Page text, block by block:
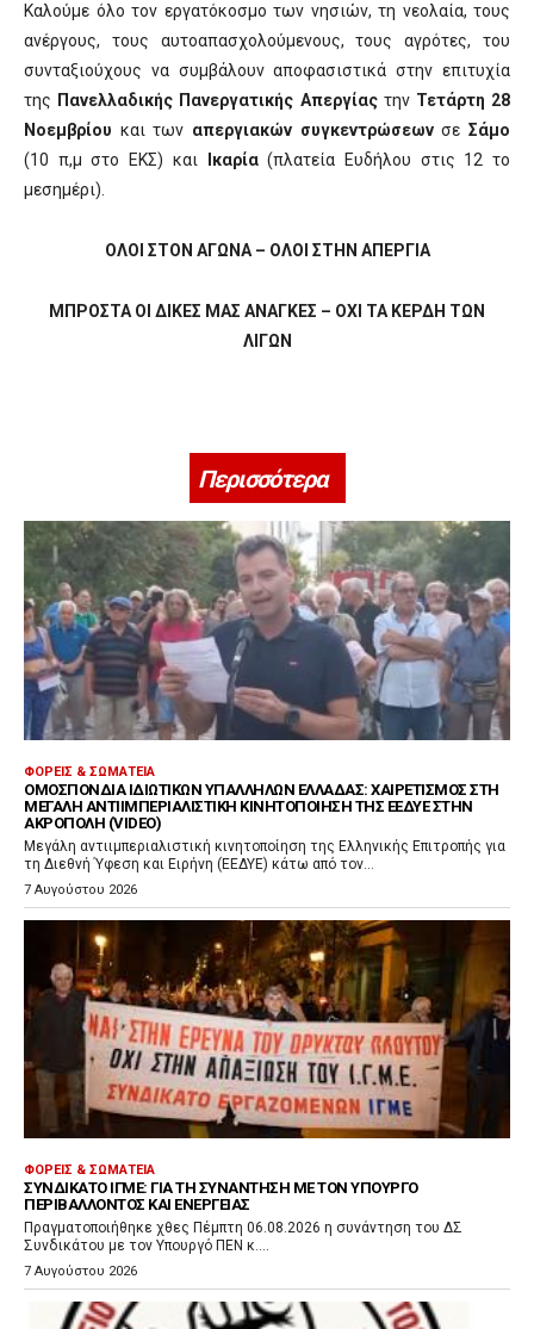
Καλούμε όλο τον εργατόκοσμο των νησιών, τη νεολαία, τους
ανέργους, τους αυτοαπασχολούμενους, τους αγρότες, του
συνταξιούχους να συμβάλουν αποφασιστικά στην επιτυχία
της Πανελλαδικής Πανεργατικής Απεργίαςτην Τετάρτη 28
Νοεμβρίου και των απεργιακών συγκεντρώσεωνσεΣάμο
(10 π,μ στο ΕΚΣ) και
Ικαρία(πλατεία Ευδήλου στις 12 το
μεσημέρι).
ΟΛΟΙ ΣΤΟΝ ΑΓΩΝΑ – ΟΛΟΙ ΣΤΗΝ ΑΠΕΡΓΙΑ
ΜΠΡΟΣΤΑ ΟΙ ΔΙΚΕΣ ΜΑΣ ΑΝΑΓΚΕΣ – ΟΧΙ ΤΑ ΚΕΡΔΗ ΤΩΝ
ΛΙΓΩΝ
Περισσότερα
ΦΟΡΕΊΣ & ΣΩΜΑΤΕΊΑ
ΟΜΟΣΠΟΝΔΊΑ ΙΔΙΩΤΙΚΏΝ ΥΠΑΛΛΉΛΩΝ ΕΛΛΆΔΑΣ: ΧΑΙΡΕΤΙΣΜΌΣ ΣΤΗ
ΜΕΓΆΛΗ ΑΝΤΙΙΜΠΕΡΙΑΛΙΣΤΙΚΉ ΚΙΝΗΤΟΠΟΊΗΣΗ ΤΗΣ ΕΕΔΥΕ ΣΤΗΝ
ΑΚΡΌΠΟΛΗ (VIDEO)
Μεγάλη αντιιμπεριαλιστική κινητοποίηση της Ελληνικής Επιτροπής για
τη Διεθνή Ύφεση και Ειρήνη (ΕΕΔΥΕ) κάτω από τον...
7 Αυγούστου 2026
ΦΟΡΕΊΣ & ΣΩΜΑΤΕΊΑ
ΣΥΝΔΙΚΆΤΟ ΙΓΜΕ: ΓΙΑ ΤΗ ΣΥΝΆΝΤΗΣΗ ΜΕ ΤΟΝ ΥΠΟΥΡΓΌ
ΠΕΡΙΒΆΛΛΟΝΤΟΣ ΚΑΙ ΕΝΈΡΓΕΙΑΣ
Πραγματοποιήθηκε χθες Πέμπτη 06.08.2026 η συνάντηση του ΔΣ
Συνδικάτου με τον Υπουργό ΠΕΝ κ....
7 Αυγούστου 2026